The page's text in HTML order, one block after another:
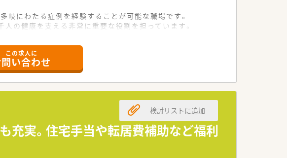
岐にわたる症例を経験することが可能な職場です。
の健康を支える非常に重要な役割を担っています。
強でき、やりがいを感じられます。
ながらチーム医療の一員としてご活躍いただけます。
わせた質の高い薬物療法を実践することが可能です。
ていただける方歓迎です。
きる方を求めています。
場環境です。
この求人に
い合わせ
充実。住宅手当や転居費補助など福利
検討リストに追加